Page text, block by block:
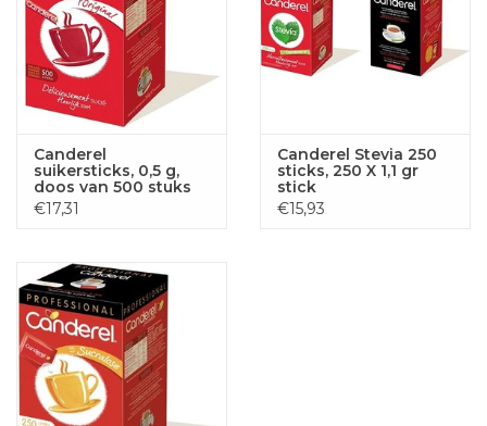
Canderel
suikersticks, 0,5 g,
doos van 500 stuks
€17,31
Canderel Stevia 250
sticks, 250 X 1,1 gr
stick
€15,93